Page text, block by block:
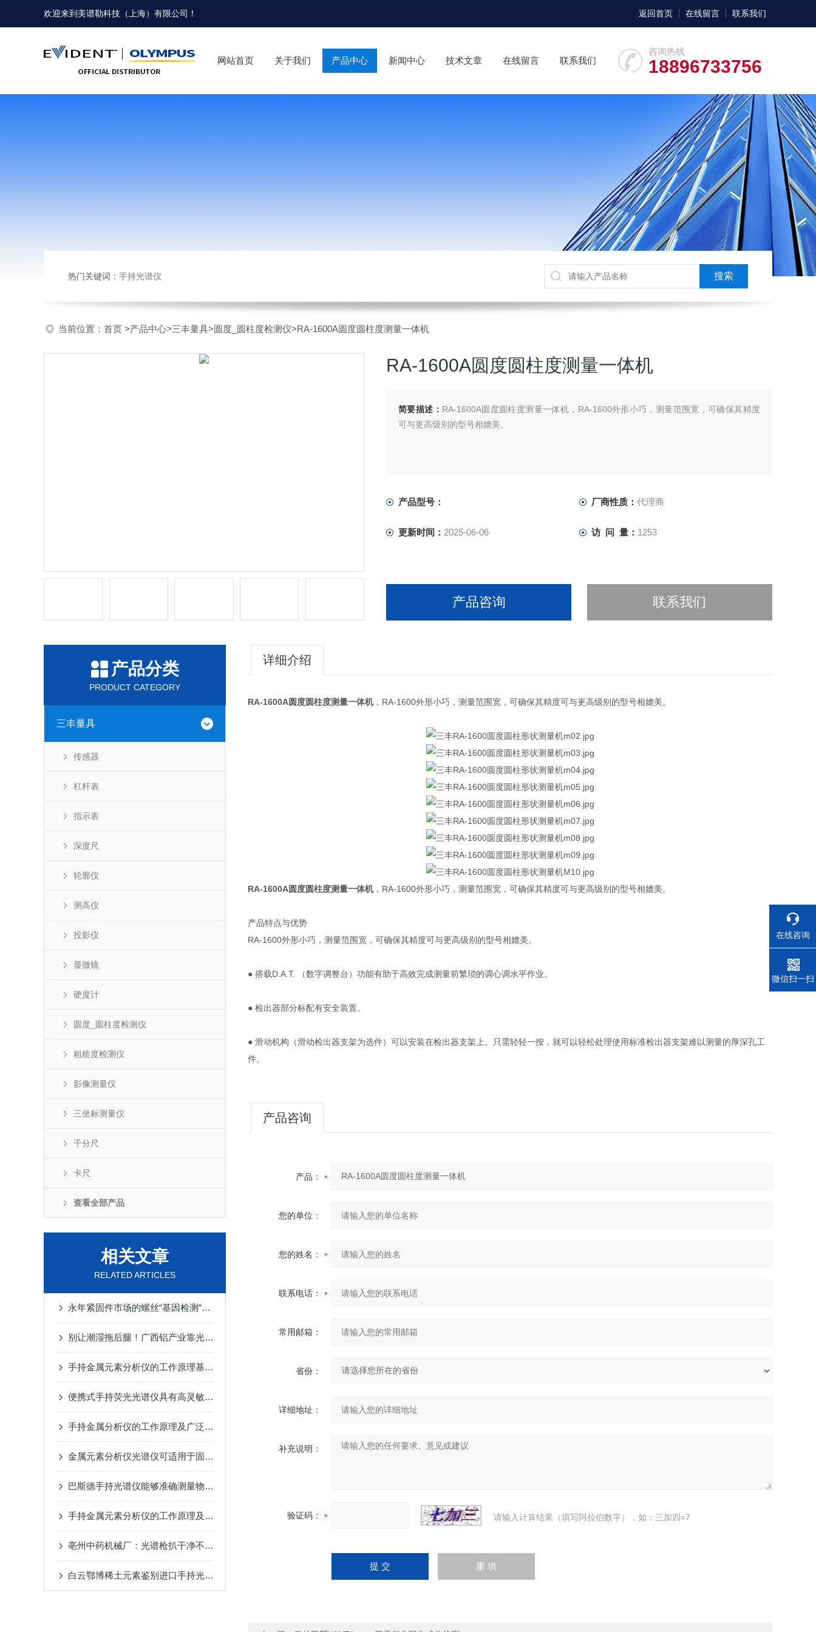
欢迎来到 美谱勒科技（上海）有限公司 ！ 返回首页 在线留言 联系我们
咨询热线
18896733756
网站首页 关于我们 产品中心 新闻中心 技术文章 在线留言 联系我们
热门关键词： 手持光谱仪
当前位置： 首页 >产品中心>三丰量具>圆度_圆柱度检测仪>RA-1600A圆度圆柱度测量一体机
RA-1600A圆度圆柱度测量一体机
简要描述： RA-1600A圆度圆柱度测量一体机，RA-1600外形小巧，测量范围宽，可确保其精度
可与更高级别的型号相媲美。
产品型号： 厂商性质： 代理商
更新时间： 2025-06-06 访 问 量： 1253
产品咨询 联系我们
产品分类
PRODUCT CATEGORY
三丰量具
传感器
杠杆表
指示表
深度尺
轮廓仪
测高仪
投影仪
显微镜
硬度计
圆度_圆柱度检测仪
粗糙度检测仪
影像测量仪
三坐标测量仪
千分尺
卡尺
查看全部产品
相关文章
RELATED ARTICLES
永年紧固件市场的螺丝“基因检测“，光谱枪专治各种“混血“
别让潮湿拖后腿！广西铝产业靠光谱仪告别“变色翻车”
手持金属元素分析仪的工作原理基于光谱技术
便携式手持荧光光谱仪具有高灵敏度和快速响应的特点
手持金属分析仪的工作原理及广泛应用途径
金属元素分析仪光谱仪可适用于固体、液体甚至是气体的分析
巴斯德手持光谱仪能够准确测量物质的光谱特性
手持金属元素分析仪的工作原理及性能特点
亳州中药机械厂：光谱枪扒干净不锈钢药机的“材质猫腻”
白云鄂博稀土元素鉴别进口手持光谱仪在矿堆上给镧铈镨钕技术特点
详细介绍
RA-1600A圆度圆柱度测量一体机，RA-1600外形小巧，测量范围宽，可确保其精度可与更高级别的型号相媲美。
RA-1600A圆度圆柱度测量一体机，RA-1600外形小巧，测量范围宽，可确保其精度可与更高级别的型号相媲美。
产品特点与优势
RA-1600外形小巧，测量范围宽，可确保其精度可与更高级别的型号相媲美。
● 搭载D.A.T. （数字调整台）功能有助于高效完成测量前繁琐的调心调水平作业。
● 检出器部分标配有安全装置。
● 滑动机构（滑动检出器支架为选件）可以安装在检出器支架上。只需轻轻一按，就可以轻松处理使用标准检出器支架难以测量的厚深孔工
件。
产品咨询
产品：
您的单位：
您的姓名：
联系电话：
常用邮箱：
省份：
详细地址：
补充说明：
验证码： 请输入计算结果（填写阿拉伯数字），如：三加四=7
在线咨询
电话
微信扫一扫